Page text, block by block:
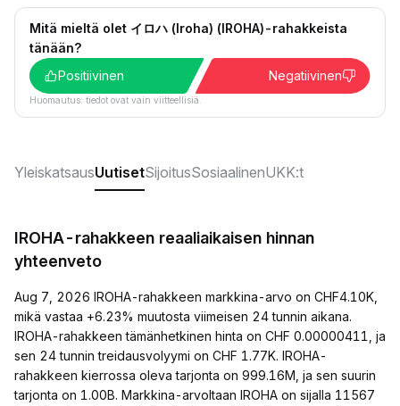
Mitä mieltä olet イロハ (Iroha) (IROHA)-rahakkeista
tänään?
Positiivinen
Negatiivinen
Huomautus: tiedot ovat vain viitteellisiä.
YleiskatsausUutisetSijoitusSosiaalinenUKK:t
IROHA-rahakkeen reaaliaikaisen hinnan
yhteenveto
Aug 7, 2026 IROHA-rahakkeen markkina-arvo on CHF4.10K,
mikä vastaa +6.23% muutosta viimeisen 24 tunnin aikana.
IROHA-rahakkeen tämänhetkinen hinta on CHF 0.00000411, ja
sen 24 tunnin treidausvolyymi on CHF 1.77K. IROHA-
rahakkeen kierrossa oleva tarjonta on 999.16M, ja sen suurin
tarjonta on 1.00B. Markkina-arvoltaan IROHA on sijalla 11567